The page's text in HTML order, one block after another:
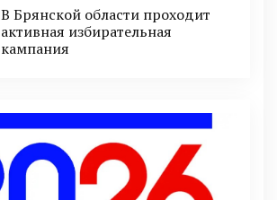
В Брянской области проходит
активная избирательная
кампания